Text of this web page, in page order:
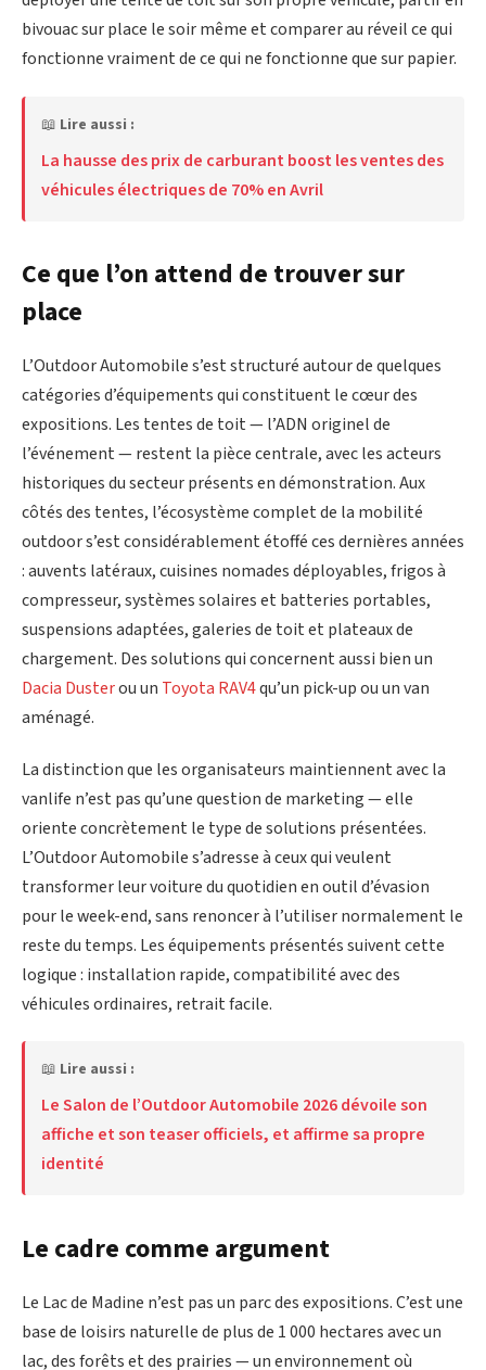
bivouac sur place le soir même et comparer au réveil ce qui
fonctionne vraiment de ce qui ne fonctionne que sur papier.
📖 Lire aussi :
La hausse des prix de carburant boost les ventes des
véhicules électriques de 70% en Avril
Ce que l’on attend de trouver sur
place
L’Outdoor Automobile s’est structuré autour de quelques
catégories d’équipements qui constituent le cœur des
expositions. Les tentes de toit — l’ADN originel de
l’événement — restent la pièce centrale, avec les acteurs
historiques du secteur présents en démonstration. Aux
côtés des tentes, l’écosystème complet de la mobilité
outdoor s’est considérablement étoffé ces dernières années
: auvents latéraux, cuisines nomades déployables, frigos à
compresseur, systèmes solaires et batteries portables,
suspensions adaptées, galeries de toit et plateaux de
chargement. Des solutions qui concernent aussi bien un
Dacia Dusterou un Toyota RAV4qu’un pick-up ou un van
aménagé.
La distinction que les organisateurs maintiennent avec la
vanlife n’est pas qu’une question de marketing — elle
oriente concrètement le type de solutions présentées.
L’Outdoor Automobile s’adresse à ceux qui veulent
transformer leur voiture du quotidien en outil d’évasion
pour le week-end, sans renoncer à l’utiliser normalement le
reste du temps. Les équipements présentés suivent cette
logique : installation rapide, compatibilité avec des
véhicules ordinaires, retrait facile.
📖 Lire aussi :
Le Salon de l’Outdoor Automobile 2026 dévoile son
affiche et son teaser officiels, et affirme sa propre
identité
Le cadre comme argument
Le Lac de Madine n’est pas un parc des expositions. C’est une
base de loisirs naturelle de plus de 1 000 hectares avec un
lac, des forêts et des prairies — un environnement où